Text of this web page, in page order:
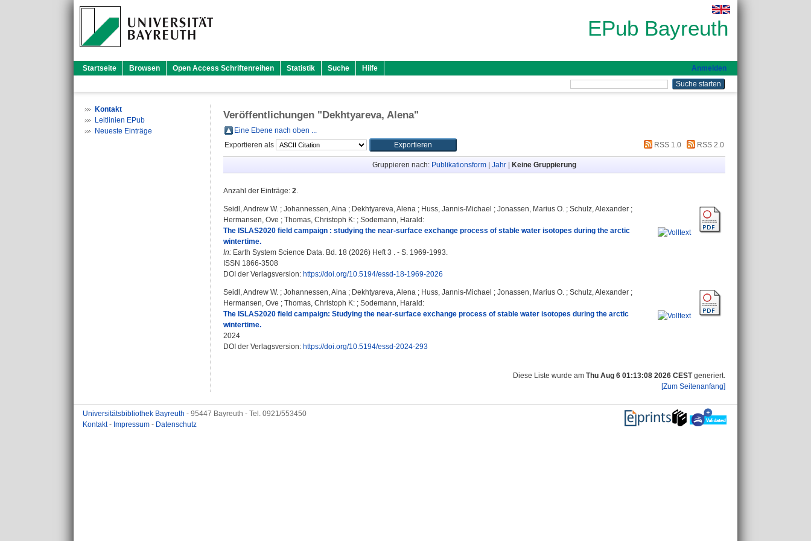
EPub Bayreuth
Startseite Browsen Open Access Schriftenreihen Statistik Suche Hilfe Anmelden
Kontakt
Leitlinien EPub
Neueste Einträge
Veröffentlichungen "Dekhtyareva, Alena"
Eine Ebene nach oben ...
Exportieren als
RSS 1.0 RSS 2.0
Gruppieren nach: Publikationsform Jahr Keine Gruppierung
Anzahl der Einträge: 2.
Seidl, Andrew W. ; Johannessen, Aina ; Dekhtyareva, Alena ; Huss, Jannis-Michael ; Jonassen, Marius O. ; Schulz, Alexander ;
Hermansen, Ove ; Thomas, Christoph K: ; Sodemann, Harald :
The ISLAS2020 field campaign : studying the near-surface exchange process of stable water isotopes during the arctic
wintertime.
In: Earth System Science Data. Bd. 18 (2026) Heft 3 . - S. 1969-1993.
ISSN 1866-3508
DOI der Verlagsversion: https://doi.org/10.5194/essd-18-1969-2026
Seidl, Andrew W. ; Johannessen, Aina ; Dekhtyareva, Alena ; Huss, Jannis-Michael ; Jonassen, Marius O. ; Schulz, Alexander ;
Hermansen, Ove ; Thomas, Christoph K: ; Sodemann, Harald :
The ISLAS2020 field campaign: Studying the near-surface exchange process of stable water isotopes during the arctic
wintertime.
2024
DOI der Verlagsversion: https://doi.org/10.5194/essd-2024-293
Diese Liste wurde am Thu Aug 6 01:13:08 2026 CESTgeneriert.
[Zum Seitenanfang]
Universitätsbibliothek Bayreuth - 95447 Bayreuth - Tel. 0921/553450
Kontakt- Impressum - Datenschutz